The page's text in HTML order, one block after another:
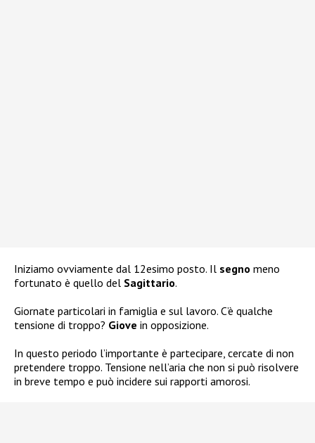
Iniziamo ovviamente dal 12esimo posto. Il segno meno
fortunato è quello del Sagittario.
Giornate particolari in famiglia e sul lavoro. C’è qualche
tensione di troppo? Giove in opposizione.
In questo periodo l’importante è partecipare, cercate di non
pretendere troppo. Tensione nell’aria che non si può risolvere
in breve tempo e può incidere sui rapporti amorosi.